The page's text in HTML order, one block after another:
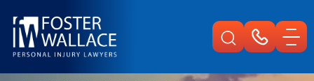
Abogado De Accidentes De Camiones En Kansas City
ABOGADO DE